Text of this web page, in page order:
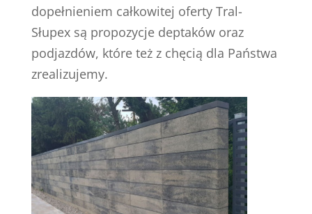
dopełnieniem całkowitej oferty Tral-
Słupex są propozycje deptaków oraz
podjazdów, które też z chęcią dla Państwa
zrealizujemy.